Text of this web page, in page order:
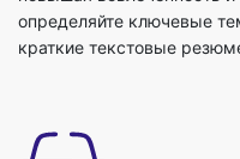
определяйте ключевые
краткие текстовые